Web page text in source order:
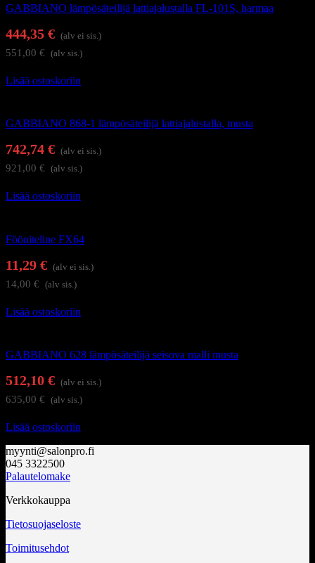
GABBIANO lämpösäteilijä lattiajalustalla FL-101S, harmaa
444,35 € (alv ei sis.)
551,00 € (alv sis.)
Lisää ostoskoriin
GABBIANO 868-1 lämpösäteilijä lattiajalustalla, musta
742,74 € (alv ei sis.)
921,00 € (alv sis.)
Lisää ostoskoriin
Fööniteline FX64
11,29 € (alv ei sis.)
14,00 € (alv sis.)
Lisää ostoskoriin
GABBIANO 628 lämpösäteilijä seisova malli musta
512,10 € (alv ei sis.)
635,00 € (alv sis.)
Lisää ostoskoriin
myynti@salonpro.fi
045 3322500
Palautelomake
Verkkokauppa
Tietosuojaseloste
Toimitusehdot